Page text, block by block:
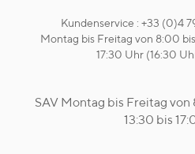
Kundenservice : +33 (0)4
Montag bis Freitag von 8:00
17:30 Uhr (16:30
SAV Montag bis Freitag von
13:30 bis